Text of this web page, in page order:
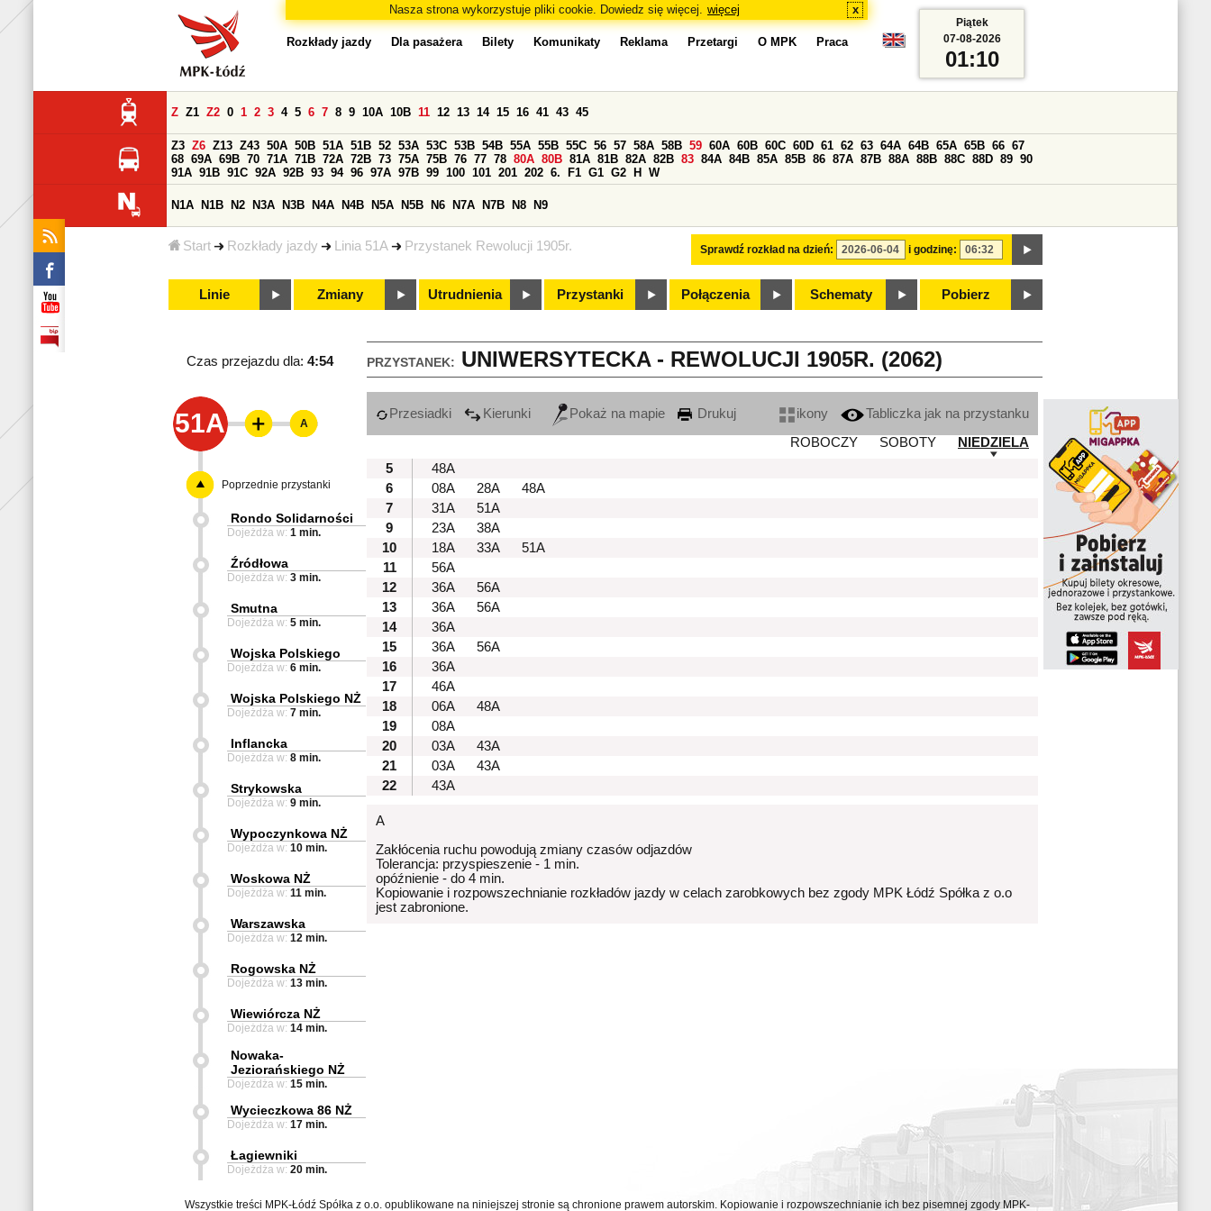
Nasza strona wykorzystuje pliki cookie. Dowiedz się więcej. więcej x
Start Rozkłady jazdy Linia 51A Przystanek Rewolucji 1905r.
Rozkłady jazdy Dla pasażera Bilety Komunikaty Reklama Przetargi O MPK Praca
Sprawdź rozkład na dzień: i godzinę:
Z Z1 Z2 0 1 2 3 4 5 6 7 8 9 10A 10B 11 12 13 14 15 16 41 43 45
Z3 Z6 Z13 Z43 50A 50B 51A 51B 52 53A 53C 53B 54B 55A 55B 55C 56 57 58A 58B 59 60A 60B 60C 60D 61 62 63 64A 64B 65A 65B 66 67
68 69A 69B 70 71A 71B 72A 72B 73 75A 75B 76 77 78 80A 80B 81A 81B 82A 82B 83 84A 84B 85A 85B 86 87A 87B 88A 88B 88C 88D 89 90
91A 91B 91C 92A 92B 93 94 96 97A 97B 99 100 101 201 202 6. F1 G1 G2 H W
N1A N1B N2 N3A N3B N4A N4B N5A N5B N6 N7A N7B N8 N9
Linie Zmiany Utrudnienia Przystanki Połączenia Schematy Pobierz
Piątek
07-08-2026
01:10
PRZYSTANEK: UNIWERSYTECKA - REWOLUCJI 1905R. (2062)
Czas przejazdu dla: 4:54
51A Przesiadki Kierunki Pokaż na mapie Drukuj ikony
Tabliczka jak na przystanku
ROBOCZY
SOBOTY
NIEDZIELA
5
48A
6
08A 28A
48A
7
31A
51A
9
23A
38A
10
18A 33A
51A
11
56A
12
36A
56A
13
36A
56A
14
36A
15
36A
56A
16
36A
17
46A
18
06A
48A
19
08A
20
03A
43A
21
03A
43A
22
43A
A
Zakłócenia ruchu powodują zmiany czasów odjazdów
Tolerancja: przyspieszenie - 1 min.
opóźnienie - do 4 min.
Kopiowanie i rozpowszechnianie rozkładów jazdy w celach zarobkowych bez zgody MPK Łódź Spółka z o.o
jest zabronione.
A
Poprzednie przystanki
Rondo Solidarności
Dojeżdża w: 1 min.
Źródłowa
Dojeżdża w: 3 min.
Smutna
Dojeżdża w: 5 min.
Wojska Polskiego
Dojeżdża w: 6 min.
Wojska Polskiego NŻ
Dojeżdża w: 7 min.
Inflancka
Dojeżdża w: 8 min.
Strykowska
Dojeżdża w: 9 min.
Wypoczynkowa NŻ
Dojeżdża w: 10 min.
Woskowa NŻ
Dojeżdża w: 11 min.
Warszawska
Dojeżdża w: 12 min.
Rogowska NŻ
Dojeżdża w: 13 min.
Wiewiórcza NŻ
Dojeżdża w: 14 min.
Nowaka-
Jeziorańskiego NŻ
Dojeżdża w: 15 min.
Wycieczkowa 86 NŻ
Dojeżdża w: 17 min.
Łagiewniki
Dojeżdża w: 20 min.
Wszystkie treści MPK-Łódź Spółka z o.o. opublikowane na niniejszej stronie są chronione prawem autorskim. Kopiowanie i rozpowszechnianie ich bez pisemnej zgody MPK-